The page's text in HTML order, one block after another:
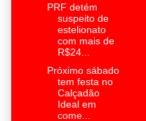
PRF detém
suspeito de
estelionato
com mais de
R$24...
Próximo sábado
tem festa no
Calçadão
Ideal em
come...